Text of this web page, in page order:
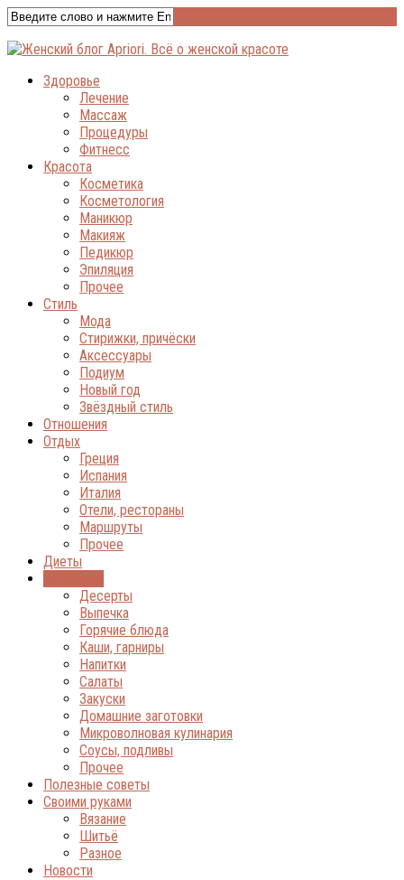
Здоровье
Лечение
Массаж
Процедуры
Фитнесс
Красота
Косметика
Косметология
Маникюр
Макияж
Педикюр
Эпиляция
Прочее
Стиль
Мода
Стирижки, причёски
Аксессуары
Подиум
Новый год
Звёздный стиль
Отношения
Отдых
Греция
Испания
Италия
Отели, рестораны
Маршруты
Прочее
Диеты
Десерты
Выпечка
Горячие блюда
Каши, гарниры
Напитки
Салаты
Закуски
Домашние заготовки
Микроволновая кулинария
Соусы, подливы
Прочее
Полезные советы
Своими руками
Вязание
Шитьё
Разное
Новости